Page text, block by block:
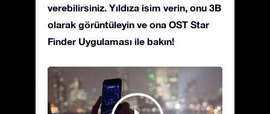
verebilirsiniz. Yıldıza isim verin, onu 3B
olarak görüntüleyin ve ona OST Star
Finder Uygulaması ile bakın!